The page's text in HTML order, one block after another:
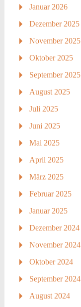
Januar 2026
Dezember 2025
November 2025
Oktober 2025
September 2025
August 2025
Juli 2025
Juni 2025
Mai 2025
April 2025
März 2025
Februar 2025
Januar 2025
Dezember 2024
November 2024
Oktober 2024
September 2024
August 2024